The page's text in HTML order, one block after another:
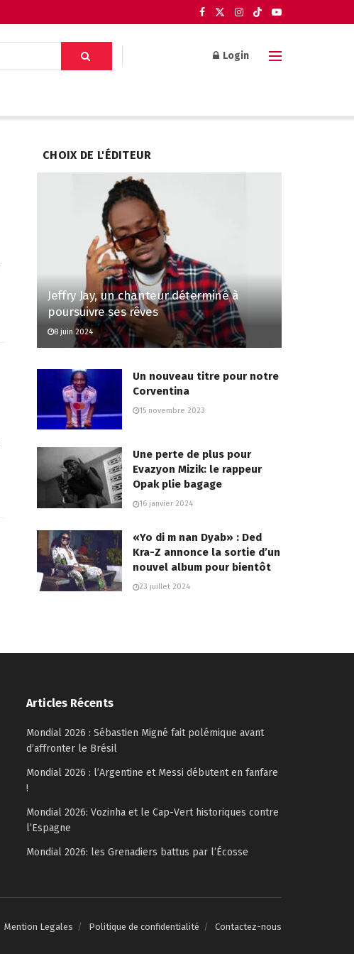
Login
CHOIX DE L'ÉDITEUR
Jeffry Jay, un chanteur déterminé à
poursuivre ses rêves
8 juin 2024
Un nouveau titre pour notre
Corventina
15 novembre 2023
Une perte de plus pour
Evazyon Mizik: le rappeur
Opak plie bagage
16 janvier 2024
«Yo di m nan Dyab» : Ded
Kra-Z annonce la sortie d’un
nouvel album pour bientôt
23 juillet 2024
Articles Récents
Mondial 2026 : Sébastien Migné fait polémique avant
d’affronter le Brésil
Mondial 2026 : l’Argentine et Messi débutent en fanfare
!
Mondial 2026: Vozinha et le Cap-Vert historiques contre
l’Espagne
Mondial 2026: les Grenadiers battus par l’Écosse
Mention Legales Politique de confidentialité Contactez-nous